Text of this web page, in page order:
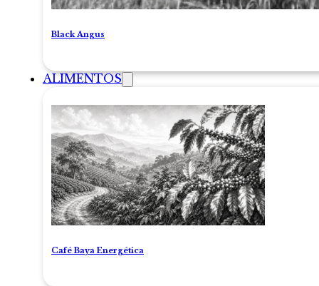
Black Angus
ALIMENTOS
Café Baya Energética